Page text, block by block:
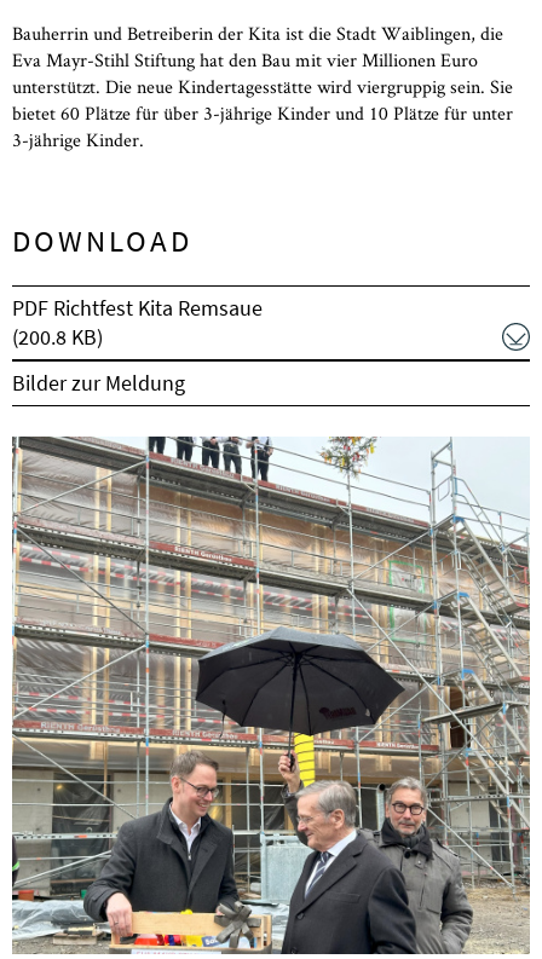
Bauherrin und Betreiberin der Kita ist die Stadt Waiblingen, die
Eva Mayr-Stihl Stiftung hat den Bau mit vier Millionen Euro
unterstützt. Die neue Kindertagesstätte wird viergruppig sein. Sie
bietet 60 Plätze für über 3-jährige Kinder und 10 Plätze für unter
3-jährige Kinder.
DOWNLOAD
PDF Richtfest Kita Remsaue
(200.8 KB)
Bilder zur Meldung